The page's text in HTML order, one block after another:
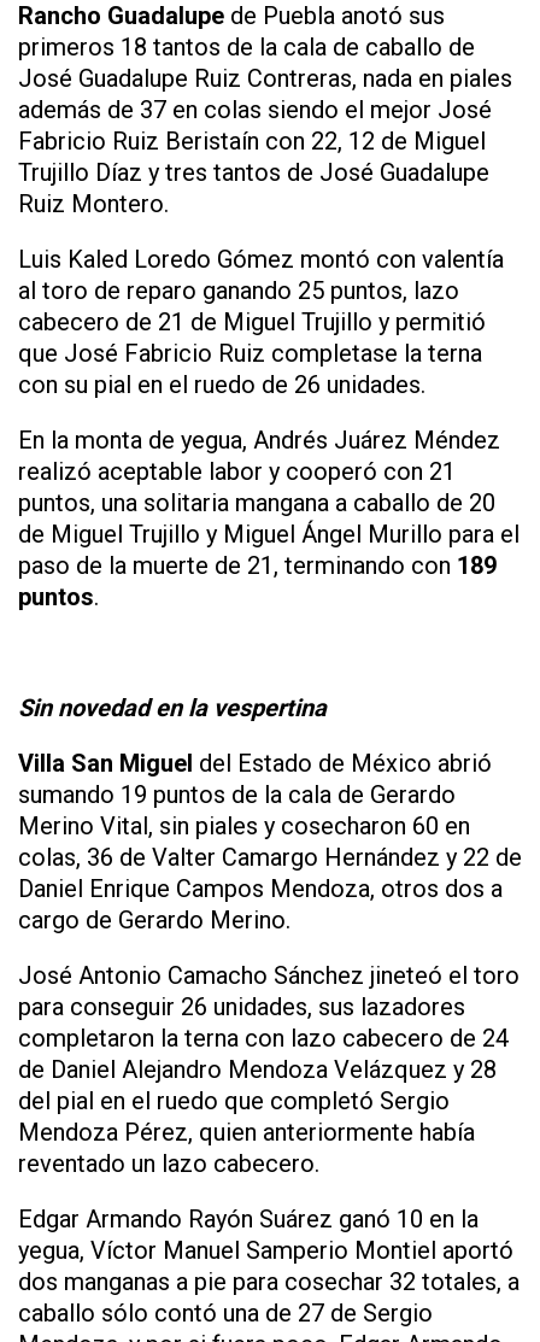
Rancho Guadalupe de Puebla anotó sus
primeros 18 tantos de la cala de caballo de
José Guadalupe Ruiz Contreras, nada en piales
además de 37 en colas siendo el mejor José
Fabricio Ruiz Beristaín con 22, 12 de Miguel
Trujillo Díaz y tres tantos de José Guadalupe
Ruiz Montero.
Luis Kaled Loredo Gómez montó con valentía
al toro de reparo ganando 25 puntos, lazo
cabecero de 21 de Miguel Trujillo y permitió
que José Fabricio Ruiz completase la terna
con su pial en el ruedo de 26 unidades.
En la monta de yegua, Andrés Juárez Méndez
realizó aceptable labor y cooperó con 21
puntos, una solitaria mangana a caballo de 20
de Miguel Trujillo y Miguel Ángel Murillo para el
paso de la muerte de 21, terminando con 189
puntos.
Sin novedad en la vespertina
Villa San Miguel del Estado de México abrió
sumando 19 puntos de la cala de Gerardo
Merino Vital, sin piales y cosecharon 60 en
colas, 36 de Valter Camargo Hernández y 22 de
Daniel Enrique Campos Mendoza, otros dos a
cargo de Gerardo Merino.
José Antonio Camacho Sánchez jineteó el toro
para conseguir 26 unidades, sus lazadores
completaron la terna con lazo cabecero de 24
de Daniel Alejandro Mendoza Velázquez y 28
del pial en el ruedo que completó Sergio
Mendoza Pérez, quien anteriormente había
reventado un lazo cabecero.
Edgar Armando Rayón Suárez ganó 10 en la
yegua, Víctor Manuel Samperio Montiel aportó
dos manganas a pie para cosechar 32 totales, a
caballo sólo contó una de 27 de Sergio